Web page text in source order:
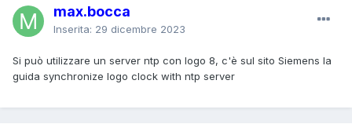
max.bocca
Inserita: 29 dicembre 2023
Si può utilizzare un server ntp con logo 8, c'è sul sito Siemens la
guida synchronize logo clock with ntp server